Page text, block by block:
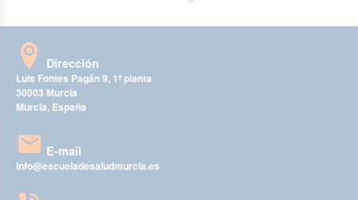
Dirección
Luis Fontes Pagán 9, 1ª planta
30003 Murcia
Murcia, España
E-mail
info@escueladesaludmurcia.es